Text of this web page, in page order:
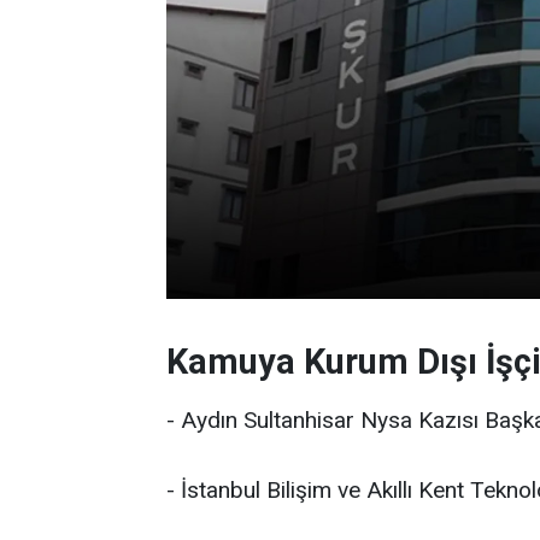
Kamuya Kurum Dışı
- Aydın Sultanhisar Nysa Kazısı
- İstanbul Bilişim ve Akıllı Kent